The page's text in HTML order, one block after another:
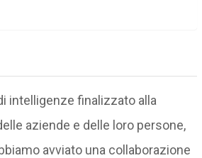
intelligenze finalizzato alla
aziende e delle loro persone,
avviato una collaborazione